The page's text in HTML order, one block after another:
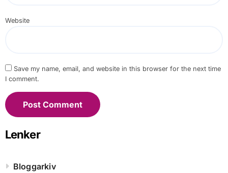
Website
Save my name, email, and website in this browser for the next time
I comment.
Lenker
Bloggarkiv